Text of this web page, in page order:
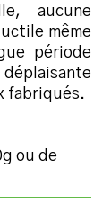
aucune
même
période
déplaisante
fabriqués.
ou de